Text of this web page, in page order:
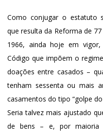
Como conjugar o estatuto
que resulta da Reforma de
1966, ainda hoje em
Código que impõem o
doações entre casados –
tenham sessenta ou mais
casamentos do tipo “golpe do
Seria talvez mais ajustado
de bens – e, por maioria